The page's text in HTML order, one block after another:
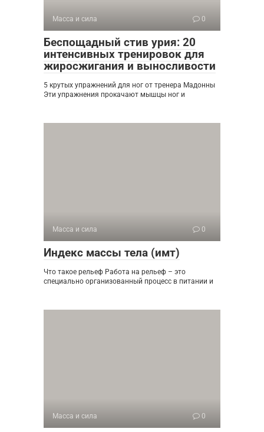
Масса и сила 0
Беспощадный стив урия: 20
интенсивных тренировок для
жиросжигания и выносливости
5 крутых упражнений для ног от тренера Мадонны
Эти упражнения прокачают мышцы ног и
Масса и сила 0
Индекс массы тела (имт)
Что такое рельеф Работа на рельеф – это
специально организованный процесс в питании и
Масса и сила 0